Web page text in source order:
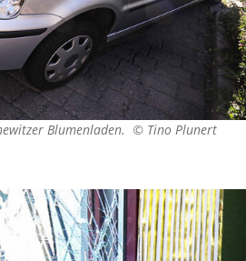
Blumenladen. © Tino Plunert